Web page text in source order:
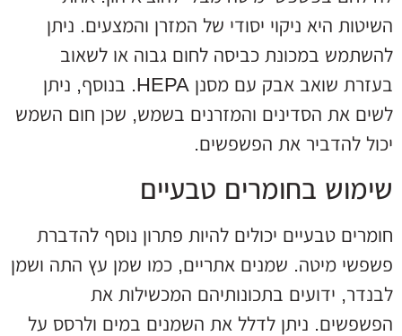
השיטות היא ניקוי יסודי של המזרן והמצעים. ניתן
להשתמש במכונת כביסה לחום גבוה או לשאוב
בעזרת שואב אבק עם מסנן HEPA. בנוסף, ניתן
לשים את הסדינים והמזרנים בשמש, שכן חום השמש
יכול להדביר את הפשפשים.
שימוש בחומרים טבעיים
חומרים טבעיים יכולים להיות פתרון נוסף להדברת
פשפשי מיטה. שמנים אתריים, כמו שמן עץ התה ושמן
לבנדר, ידועים בתכונותיהם המכשילות את
הפשפשים. ניתן לדלל את השמנים במים ולרסס על